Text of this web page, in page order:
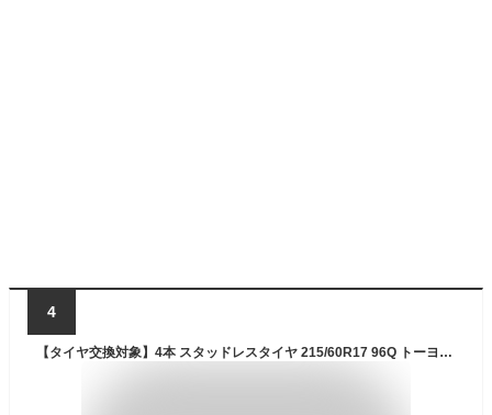
4
【タイヤ交換対象】4本 スタッドレスタイヤ 215/60R17 96Q トーヨー ウィンタートランパス TX TOYO Winter TRANPATH TX